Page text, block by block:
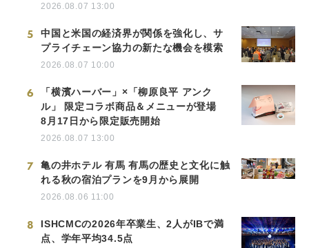
2026.08.07 13:00
5
中国と米国の経済界が関係を強化し、サ
プライチェーン協力の新たな機会を模索
2026.08.07 10:00
6
「横濱ハーバー」×「柳原良平 アンク
ル」 限定コラボ商品＆メニューが登場
8月17日から限定販売開始
2026.08.07 13:00
7
亀の井ホテル 有馬 有馬の歴史と文化に触
れる秋の宿泊プランを9月から展開
2026.08.06 11:00
8
ISHCMCの2026年卒業生、2人がIBで満
点、学年平均34.5点